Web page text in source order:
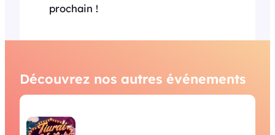
prochain !
Découvrez nos autres événements